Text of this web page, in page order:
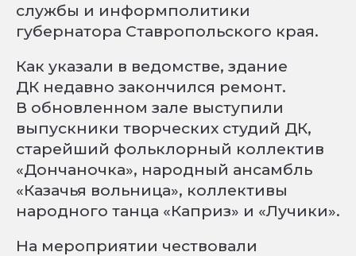
службы и информполитики
губернатора Ставропольского края.
Как указали в ведомстве, здание
ДК недавно закончился ремонт.
В обновленном зале выступили
выпускники творческих студий ДК,
старейший фольклорный коллектив
«Дончаночка», народный ансамбль
«Казачья вольница», коллективы
народного танца «Каприз» и «Лучики».
На мероприятии чествовали